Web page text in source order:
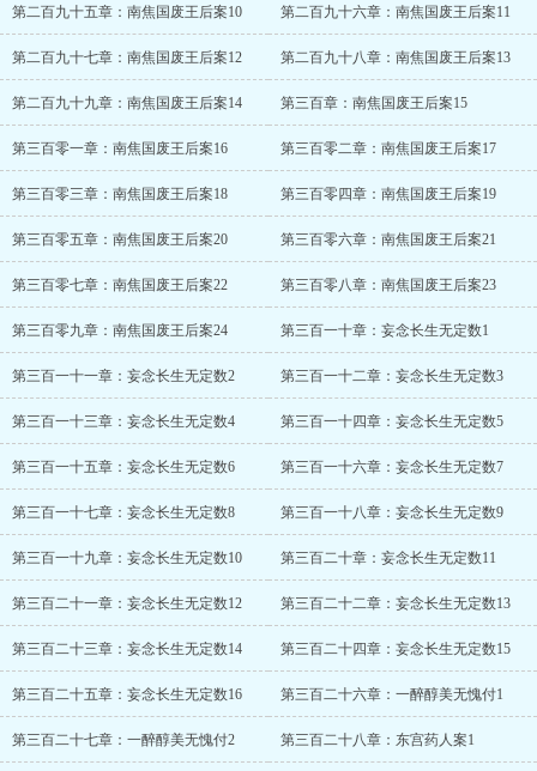
第二百九十五章：南焦国废王后案10 第二百九十六章：南焦国废王后案11
第二百九十七章：南焦国废王后案12 第二百九十八章：南焦国废王后案13
第二百九十九章：南焦国废王后案14 第三百章：南焦国废王后案15
第三百零一章：南焦国废王后案16 第三百零二章：南焦国废王后案17
第三百零三章：南焦国废王后案18 第三百零四章：南焦国废王后案19
第三百零五章：南焦国废王后案20 第三百零六章：南焦国废王后案21
第三百零七章：南焦国废王后案22 第三百零八章：南焦国废王后案23
第三百零九章：南焦国废王后案24 第三百一十章：妄念长生无定数1
第三百一十一章：妄念长生无定数2 第三百一十二章：妄念长生无定数3
第三百一十三章：妄念长生无定数4 第三百一十四章：妄念长生无定数5
第三百一十五章：妄念长生无定数6 第三百一十六章：妄念长生无定数7
第三百一十七章：妄念长生无定数8 第三百一十八章：妄念长生无定数9
第三百一十九章：妄念长生无定数10 第三百二十章：妄念长生无定数11
第三百二十一章：妄念长生无定数12 第三百二十二章：妄念长生无定数13
第三百二十三章：妄念长生无定数14 第三百二十四章：妄念长生无定数15
第三百二十五章：妄念长生无定数16 第三百二十六章：一醉醇美无愧付1
第三百二十七章：一醉醇美无愧付2 第三百二十八章：东宫药人案1